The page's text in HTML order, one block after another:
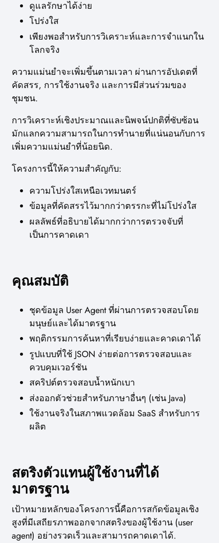
ดูแลรักษาได้ง่าย
โปร่งใส
เพียงพอสำหรับการวิเคราะห์และการจำแนกใน
โลกจริง
ความแม่นยำจะเพิ่มขึ้นตามเวลา ผ่านการอัปเดตที่
คัดสรร, การใช้งานจริง และการมีส่วนร่วมของ
ชุมชน.
การวิเคราะห์เชิงประมาณและนิพจน์ปกติที่ซับซ้อน
มักแลกความสามารถในการทำนายที่แน่นอนกับการ
เพิ่มความแม่นยำที่น้อยนิด.
โครงการนี้ให้ความสำคัญกับ:
ความโปร่งใสเหนือเวทมนตร์
ข้อมูลที่คัดสรรไว้มากกว่าตรรกะที่ไม่โปร่งใส
ผลลัพธ์ที่อธิบายได้มากกว่าการตรวจจับที่
เป็นการคาดเดา
คุณสมบัติ
ชุดข้อมูล User Agent ที่ผ่านการตรวจสอบโดย
มนุษย์และได้มาตรฐาน
พฤติกรรมการค้นหาที่เรียบง่ายและคาดเดาได้
รูปแบบที่ใช้ JSON ง่ายต่อการตรวจสอบและ
ควบคุมเวอร์ชัน
สคริปต์ตรวจสอบน้ำหนักเบา
ส่งออกตัวช่วยสำหรับภาษาอื่นๆ (เช่น Java)
ใช้งานจริงในสภาพแวดล้อม SaaS สำหรับการ
ผลิต
สตริงตัวแทนผู้ใช้งานที่ได้
มาตรฐาน
เป้าหมายหลักของโครงการนี้คือการสกัดข้อมูลเชิง
สูงที่มีเสถียรภาพออกจากสตริงของผู้ใช้งาน (user
agent) อย่างรวดเร็วและสามารถคาดเดาได้.